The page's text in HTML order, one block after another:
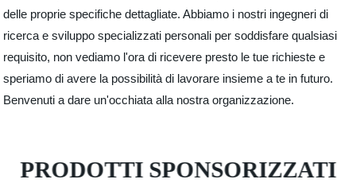
delle proprie specifiche dettagliate. Abbiamo i nostri ingegneri di
ricerca e sviluppo specializzati personali per soddisfare qualsiasi
requisito, non vediamo l'ora di ricevere presto le tue richieste e
speriamo di avere la possibilità di lavorare insieme a te in futuro.
Benvenuti a dare un'occhiata alla nostra organizzazione.
PRODOTTI SPONSORIZZATI